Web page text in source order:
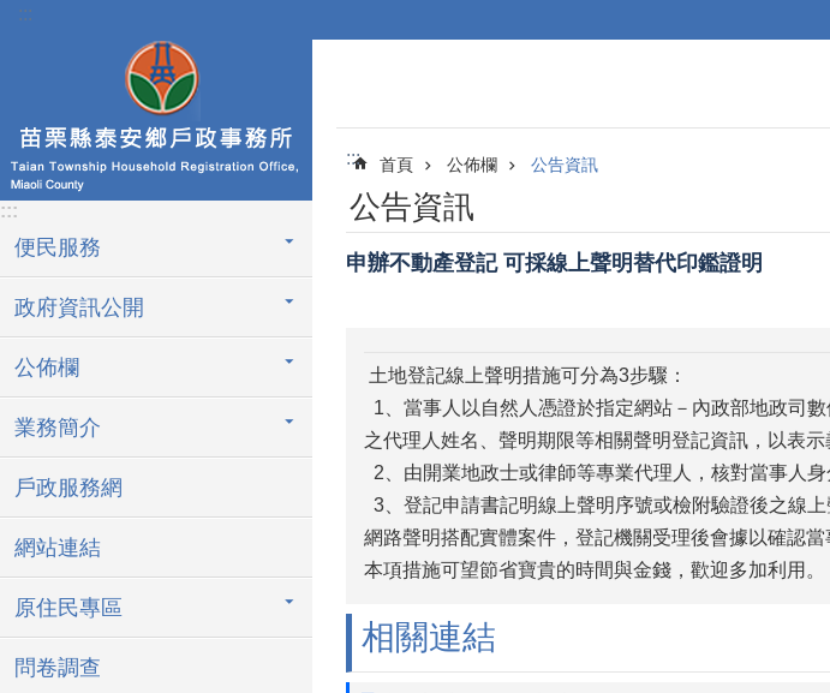
跳到主要內容區塊
:::
:::
便民服務
政府資訊公開
公佈欄
業務簡介
戶政服務網
網站連結
原住民專區
問卷調查
::: 首頁 公佈欄 公告資訊
公告資訊
申辦不動產登記 可採線上聲明替代印鑑證明
土地登記線上聲明措施可分為3步驟：
1、當事人以自然人憑證於指定網站－內政部地政司
之代理人姓名、聲明期限等相關聲明登記資訊，以表示
2、由開業地政士或律師等專業代理人，核對當事人
3、登記申請書記明線上聲明序號或檢附驗證後之線
網路聲明搭配實體案件，登記機關受理後會據以確認當
本項措施可望節省寶貴的時間與金錢，歡迎多加利用。
相關連結